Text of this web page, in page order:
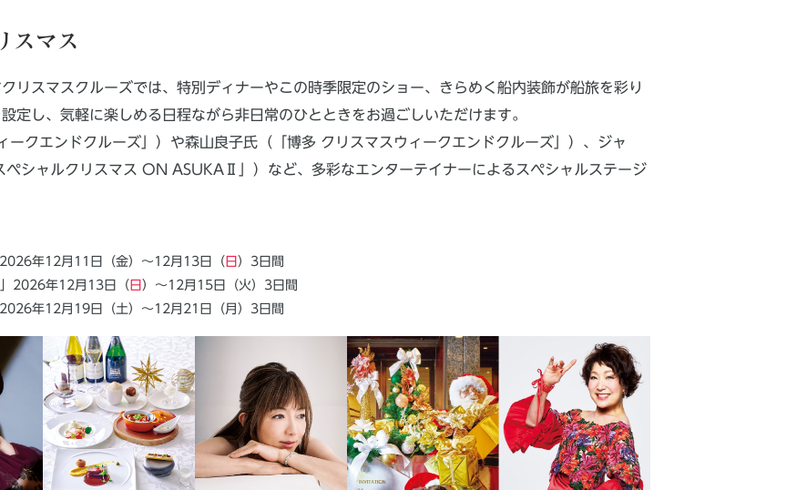
スマス
リスマスクルーズでは、特別ディナーやこの時季限定のショー、きらめく船内装飾が船旅を彩り
定し、気軽に楽しめる日程ながら非日常のひとときをお過ごしいただけます。
クエンドクルーズ」）や森山良子氏（「博多 クリスマスウィークエンドクルーズ」）、ジャ
ペシャルクリスマス ON ASUKAⅡ」）など、多彩なエンターテイナーによるスペシャルステージ
2026年12月11日（金）～12月13日（ 日 ）3日間
2026年12月13日（ 日 ）～12月15日（火）3日間
年12月19日（土）～12月21日（月）3日間